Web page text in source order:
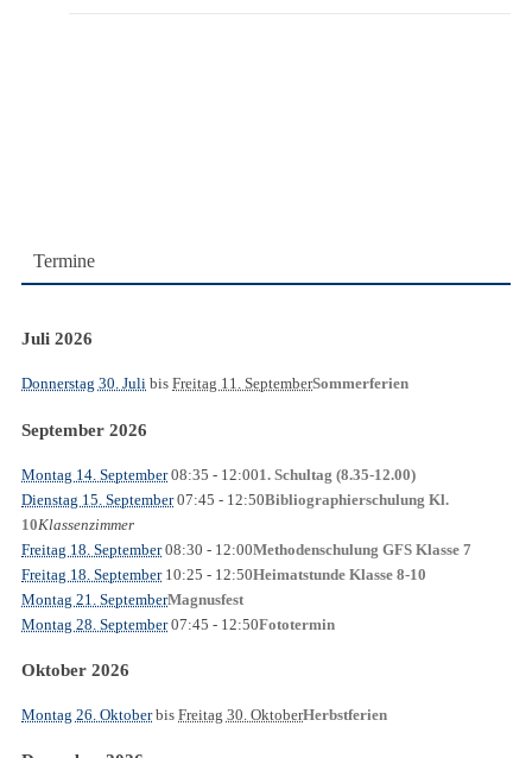
Termine
Juli 2026
Donnerstag 30. Juli bis Freitag 11. SeptemberSommerferien
September 2026
Montag 14. September08:35 - 12:001. Schultag (8.35-12.00)
Dienstag 15. September07:45 - 12:50Bibliographierschulung Kl.
10Klassenzimmer
Freitag 18. September08:30 - 12:00Methodenschulung GFS Klasse 7
Freitag 18. September10:25 - 12:50Heimatstunde Klasse 8-10
Montag 21. SeptemberMagnusfest
Montag 28. September07:45 - 12:50Fototermin
Oktober 2026
Montag 26. Oktoberbis Freitag 30. OktoberHerbstferien